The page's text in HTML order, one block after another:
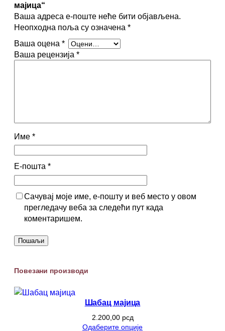
мајица“
Ваша адреса е-поште неће бити објављена.
Неопходна поља су означена *
Ваша оцена *
Ваша рецензија *
Име *
Е-пошта *
Сачувај моје име, е-пошту и веб место у овом
прегледачу веба за следећи пут када
коментаришем.
Повезани производи
Шабац мајица
2.200,00 рсд
Одаберите опције